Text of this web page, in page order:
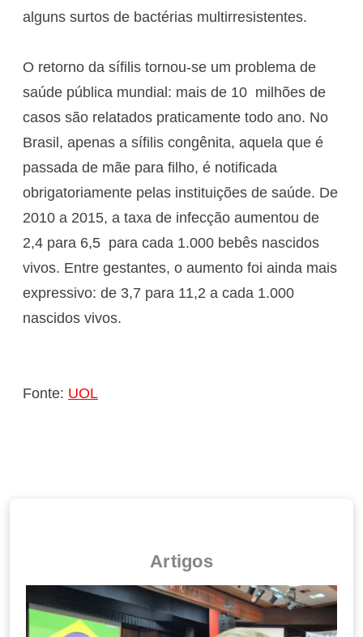
alguns surtos de bactérias multirresistentes.
O retorno da sífilis tornou-se um problema de
saúde pública mundial: mais de 10 milhões de
casos são relatados praticamente todo ano. No
Brasil, apenas a sífilis congênita, aquela que é
passada de mãe para filho, é notificada
obrigatoriamente pelas instituições de saúde. De
2010 a 2015, a taxa de infecção aumentou de
2,4 para 6,5 para cada 1.000 bebês nascidos
vivos. Entre gestantes, o aumento foi ainda mais
expressivo: de 3,7 para 11,2 a cada 1.000
nascidos vivos.
Fonte: UOL
Artigos